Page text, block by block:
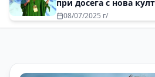
създатели на
22/10/2025 г/